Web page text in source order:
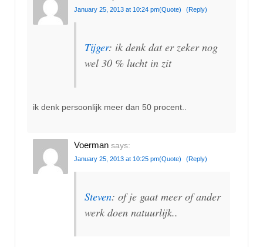
January 25, 2013 at 10:24 pm(Quote) (Reply)
Tijger: ik denk dat er zeker nog
wel 30 % lucht in zit
ik denk persoonlijk meer dan 50 procent..
Voerman says:
January 25, 2013 at 10:25 pm(Quote) (Reply)
Steven: of je gaat meer of ander
werk doen natuurlijk..